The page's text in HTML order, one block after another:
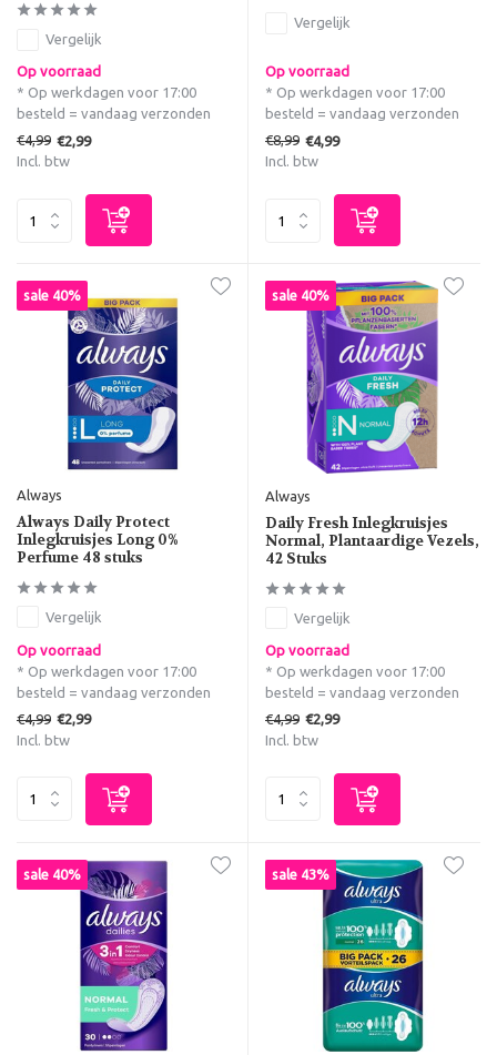
Vergelijk
Op voorraad
* Op werkdagen voor 17:00
besteld = vandaag verzonden
€4,99 €2,99
Incl. btw
Vergelijk
Op voorraad
* Op werkdagen voor 17:00
besteld = vandaag verzonden
€8,99 €4,99
Incl. btw
sale 40%
Always
Always Daily Protect
Inlegkruisjes Long 0%
Perfume 48 stuks
Vergelijk
Op voorraad
* Op werkdagen voor 17:00
besteld = vandaag verzonden
€4,99 €2,99
Incl. btw
sale 40%
Always
Daily Fresh Inlegkruisjes
Normal, Plantaardige Vezels,
42 Stuks
Vergelijk
Op voorraad
* Op werkdagen voor 17:00
besteld = vandaag verzonden
€4,99 €2,99
Incl. btw
sale 40% sale 43%